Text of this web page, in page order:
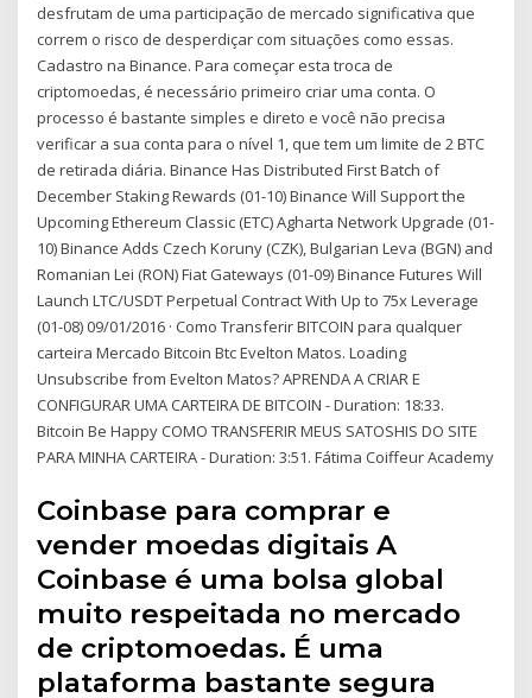
desfrutam de uma participação de mercado significativa que
correm o risco de desperdiçar com situações como essas.
Cadastro na Binance. Para começar esta troca de
criptomoedas, é necessário primeiro criar uma conta. O
processo é bastante simples e direto e você não precisa
verificar a sua conta para o nível 1, que tem um limite de 2 BTC
de retirada diária. Binance Has Distributed First Batch of
December Staking Rewards (01-10) Binance Will Support the
Upcoming Ethereum Classic (ETC) Agharta Network Upgrade (01-
10) Binance Adds Czech Koruny (CZK), Bulgarian Leva (BGN) and
Romanian Lei (RON) Fiat Gateways (01-09) Binance Futures Will
Launch LTC/USDT Perpetual Contract With Up to 75x Leverage
(01-08) 09/01/2016 · Como Transferir BITCOIN para qualquer
carteira Mercado Bitcoin Btc Evelton Matos. Loading
Unsubscribe from Evelton Matos? APRENDA A CRIAR E
CONFIGURAR UMA CARTEIRA DE BITCOIN - Duration: 18:33.
Bitcoin Be Happy COMO TRANSFERIR MEUS SATOSHIS DO SITE
PARA MINHA CARTEIRA - Duration: 3:51. Fátima Coiffeur Academy
Coinbase para comprar e
vender moedas digitais A
Coinbase é uma bolsa global
muito respeitada no mercado
de criptomoedas. É uma
plataforma bastante segura